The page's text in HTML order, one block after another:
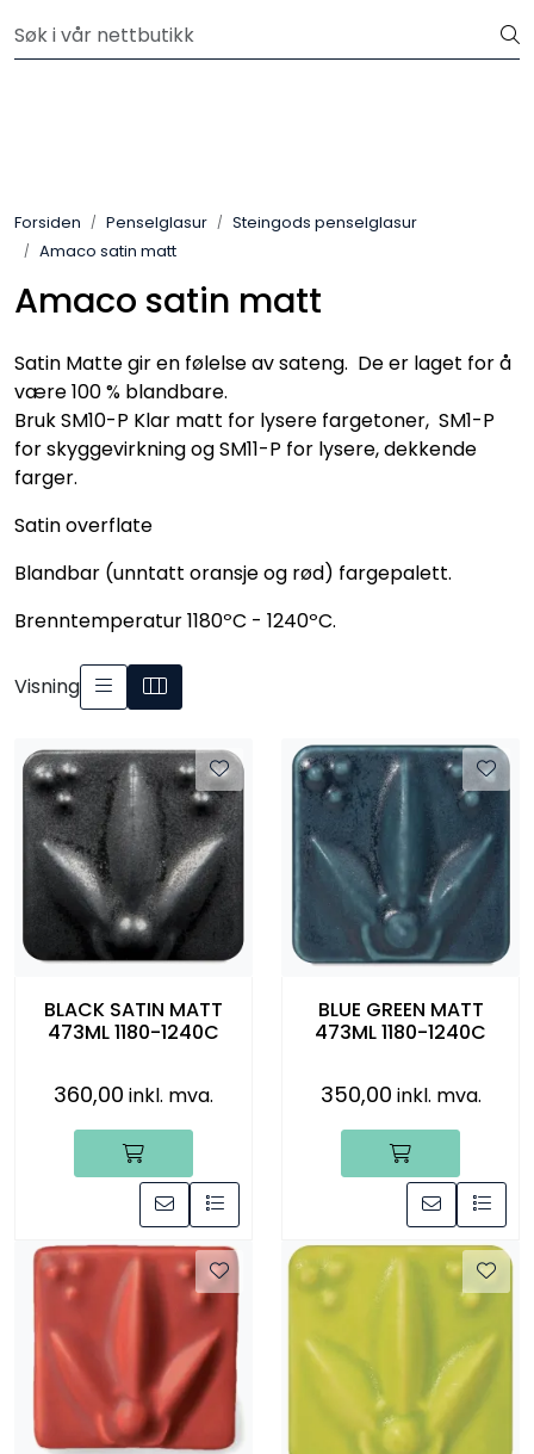
Velkommen til vår nye nettbutikk! Besøk Min side for mer
Forsiden Penselglasur
Steingods penselglasur
Amaco satin matt
Amaco satin matt
Satin Matte gir en følelse av sateng. De er laget for å
være 100 % blandbare.
Bruk SM10-P Klar matt for lysere fargetoner, SM1-P
for skyggevirkning og SM11-P for lysere, dekkende
farger.
Satin overflate
Blandbar (unntatt oransje og rød) fargepalett.
Brenntemperatur 1180ºC - 1240ºC.
Visning
BLACK SATIN MATT
473ML 1180-1240C
360,00 inkl. mva.
BLUE GREEN MATT
473ML 1180-1240C
350,00 inkl. mva.
Pulverglasur
Håndverktøy
Maskiner
Ovner
Pensler
Råmaterialer
Gipsformer
Dekaler
Glass
Bøker